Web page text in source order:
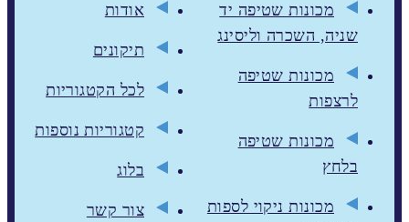
אודות
תיקונים
לכל הקטגוריות
קטגוריות נוספות
בלוג
צור קשר
מכונות שטיפה יד
שניה, השכרה וליסינג
מכונות שטיפה
לרצפות
מכונות שטיפה
בלחץ
מכונות ניקוי לספות